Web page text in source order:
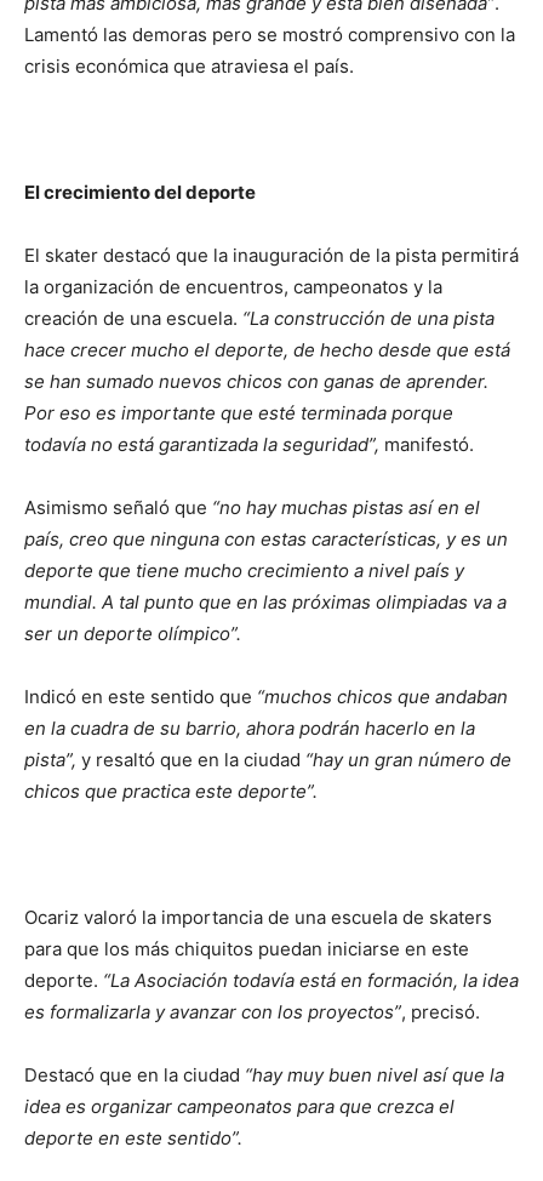
Lamentó las demoras pero se mostró comprensivo con la
crisis económica que atraviesa el país.
El crecimiento del deporte
El skater destacó que la inauguración de la pista permitirá
la organización de encuentros, campeonatos y la
creación de una escuela. “La construcción de una pista
hace crecer mucho el deporte, de hecho desde que está
se han sumado nuevos chicos con ganas de aprender.
Por eso es importante que esté terminada porque
todavía no está garantizada la seguridad”, manifestó.
Asimismo señaló que “no hay muchas pistas así en el
país, creo que ninguna con estas características, y es un
deporte que tiene mucho crecimiento a nivel país y
mundial. A tal punto que en las próximas olimpiadas va a
ser un deporte olímpico”.
Indicó en este sentido que “muchos chicos que andaban
en la cuadra de su barrio, ahora podrán hacerlo en la
pista”, y resaltó que en la ciudad “hay un gran número de
chicos que practica este deporte”.
Ocariz valoró la importancia de una escuela de skaters
para que los más chiquitos puedan iniciarse en este
deporte. “La Asociación todavía está en formación, la idea
es formalizarla y avanzar con los proyectos”, precisó.
Destacó que en la ciudad “hay muy buen nivel así que la
idea es organizar campeonatos para que crezca el
deporte en este sentido”.